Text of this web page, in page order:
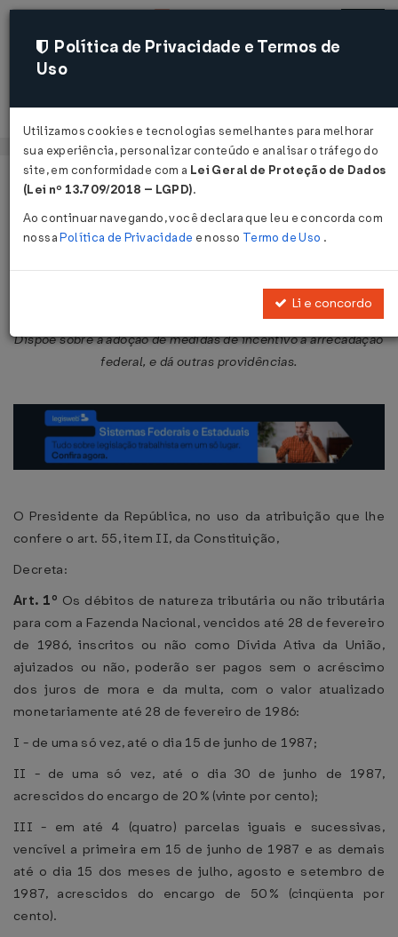
Acessar
Página Inicial Legislações
Decreto-Lei nº 2.331 de 28/05/1987
Publicado no DOU em 29 mai 1987
Dispõe sobre a adoção de medidas de incentivo à arrecadação
federal, e dá outras providências.
O Presidente da República, no uso da atribuição que lhe
confere o art. 55, item II, da Constituição,
Decreta:
Art. 1º Os débitos de natureza tributária ou não tributária
para com a Fazenda Nacional, vencidos até 28 de fevereiro
de 1986, inscritos ou não como Dívida Ativa da União,
ajuizados ou não, poderão ser pagos sem o acréscimo
dos juros de mora e da multa, com o valor atualizado
monetariamente até 28 de fevereiro de 1986:
I - de uma só vez, até o dia 15 de junho de 1987;
II - de uma só vez, até o dia 30 de junho de 1987,
acrescidos do encargo de 20% (vinte por cento);
III - em até 4 (quatro) parcelas iguais e sucessivas,
vencível a primeira em 15 de junho de 1987 e as demais
até o dia 15 dos meses de julho, agosto e setembro de
1987, acrescidos do encargo de 50% (cinqüenta por
cento).
Política de Privacidade e Termos de
Uso
Utilizamos cookies e tecnologias semelhantes para melhorar
sua experiência, personalizar conteúdo e analisar o tráfego do
site, em conformidade com a Lei Geral de Proteção de Dados
(Lei nº 13.709/2018 – LGPD).
Ao continuar navegando, você declara que leu e concorda com
nossaPolítica de Privacidade e nosso Termo de Uso .
Li e concordo